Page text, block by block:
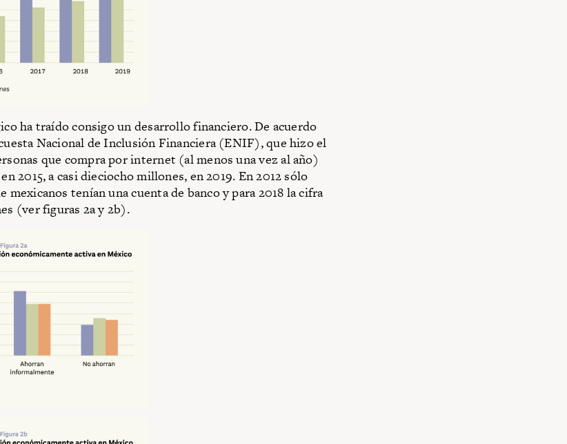
ha traído consigo un desarrollo financiero. De acuerdo
Nacional de Inclusión Financiera (ENIF), que hizo el
que compra por internet (al menos una vez al año)
2015, a casi dieciocho millones, en 2019. En 2012 sólo
tenían una cuenta de banco y para 2018 la cifra
(ver figuras 2a y 2b).